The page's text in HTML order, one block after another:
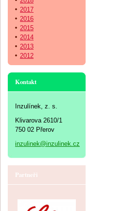
2017
2016
2015
2014
2013
2012
Kontakt
Inzulínek, z. s.
Klivarova 2610/1
750 02 Přerov
inzulinek@inzulinek.cz
Partneři